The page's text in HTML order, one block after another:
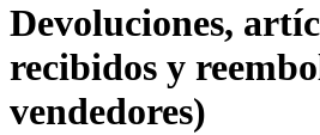
Devoluciones,
recibidos y
vendedores)